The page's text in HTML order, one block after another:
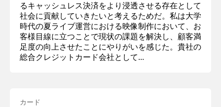
るキャッシュレス決済をより浸透させる存在として
社会に貢献していきたいと考えるためだ。私は大学
時代の夏ライブ運営における映像制作において、お
客様目線に立つことで現状の課題を解決し、顧客満
足度の向上させたことにやりがいを感じた。貴社の
総合クレジットカード会社として...
カード